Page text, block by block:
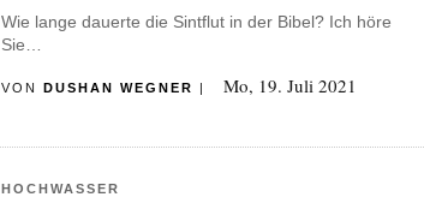
Wie lange dauerte die Sintflut in der Bibel? Ich höre
Sie…
VON DUSHAN WEGNER | Mo, 19. Juli 2021
HOCHWASSER